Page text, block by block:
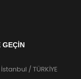
GEÇİN
/ TÜRKİYE